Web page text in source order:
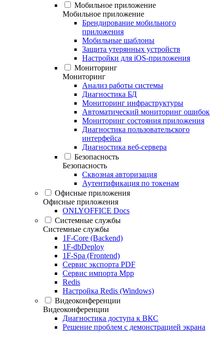
Мобильное приложение
Мобильное приложение
Брендирование мобильного
приложения
Мобильные шаблоны
Защита утерянных устройств
Настройки для iOS-приложения
Мониторинг
Мониторинг
Анализ работы системы
Диагностика БД
Мониторинг инфраструктуры
Автоматический мониторинг ошибок
Мониторинг состояния приложения
Диагностика пользовательского
интерфейса
Диагностика веб-сервера
Безопасность
Безопасность
Сквозная авторизация
Аутентификация по токенам
Офисные приложения
Офисные приложения
ONLYOFFICE Docs
Системные службы
Системные службы
1F-Core (Backend)
1F-dbDeploy
1F-Spa (Frontend)
Сервис экспорта PDF
Сервис импорта Mpp
Redis
Настройка Redis (Windows)
Видеоконференции
Видеоконференции
Диагностика доступа к ВКС
Решение проблем с демонстрацией экрана